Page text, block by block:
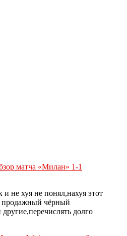
матча «Милан» 1-1
и не хуя не понял,нахуя этот
продажный чёрный
долго